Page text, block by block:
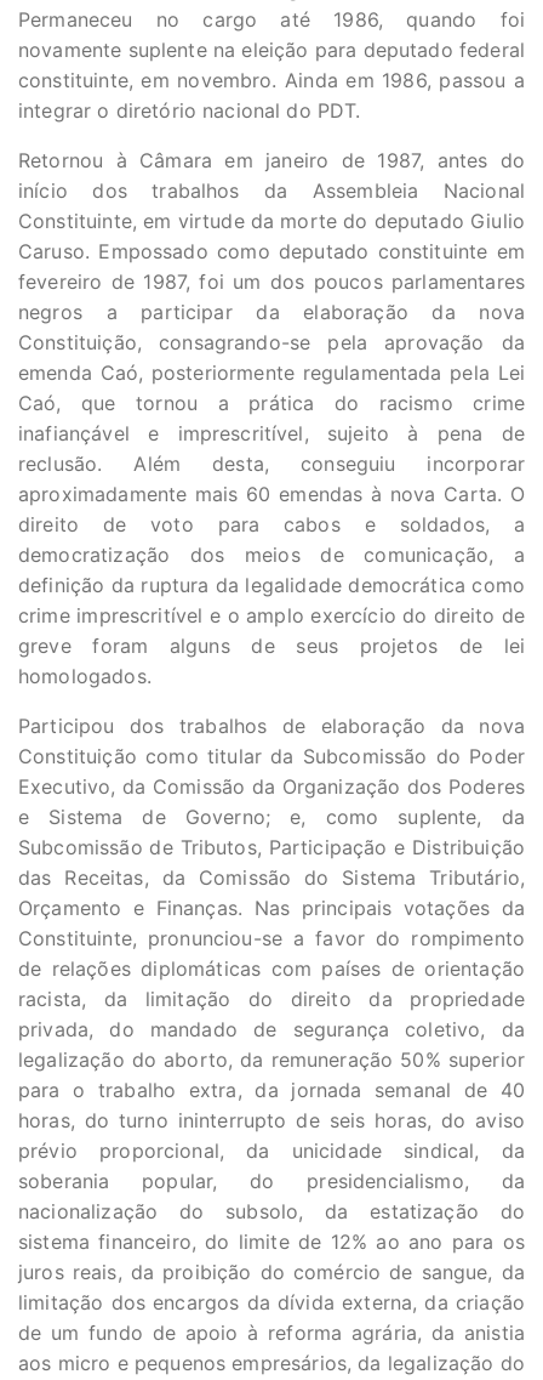
Permaneceu no cargo até 1986, quando foi
novamente suplente na eleição para deputado federal
constituinte, em novembro. Ainda em 1986, passou a
integrar o diretório nacional do PDT.
Retornou à Câmara em janeiro de 1987, antes do
início dos trabalhos da Assembleia Nacional
Constituinte, em virtude da morte do deputado Giulio
Caruso. Empossado como deputado constituinte em
fevereiro de 1987, foi um dos poucos parlamentares
negros a participar da elaboração da nova
Constituição, consagrando-se pela aprovação da
emenda Caó, posteriormente regulamentada pela Lei
Caó, que tornou a prática do racismo crime
inafiançável e imprescritível, sujeito à pena de
reclusão. Além desta, conseguiu incorporar
aproximadamente mais 60 emendas à nova Carta. O
direito de voto para cabos e soldados, a
democratização dos meios de comunicação, a
definição da ruptura da legalidade democrática como
crime imprescritível e o amplo exercício do direito de
greve foram alguns de seus projetos de lei
homologados.
Participou dos trabalhos de elaboração da nova
Constituição como titular da Subcomissão do Poder
Executivo, da Comissão da Organização dos Poderes
e Sistema de Governo; e, como suplente, da
Subcomissão de Tributos, Participação e Distribuição
das Receitas, da Comissão do Sistema Tributário,
Orçamento e Finanças. Nas principais votações da
Constituinte, pronunciou-se a favor do rompimento
de relações diplomáticas com países de orientação
racista, da limitação do direito da propriedade
privada, do mandado de segurança coletivo, da
legalização do aborto, da remuneração 50% superior
para o trabalho extra, da jornada semanal de 40
horas, do turno ininterrupto de seis horas, do aviso
prévio proporcional, da unicidade sindical, da
soberania popular, do presidencialismo, da
nacionalização do subsolo, da estatização do
sistema financeiro, do limite de 12% ao ano para os
juros reais, da proibição do comércio de sangue, da
limitação dos encargos da dívida externa, da criação
de um fundo de apoio à reforma agrária, da anistia
aos micro e pequenos empresários, da legalização do